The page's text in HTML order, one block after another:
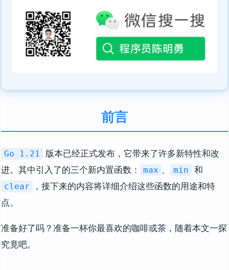
前言
Go 1.21
版本已经正式发布，它带来了许多新特性和改
进。其中引入了的三个新内置函数：
max 、 min 和
clear
，接下来的内容将详细介绍这些函数的用途和特
点。
准备好了吗？准备一杯你最喜欢的咖啡或茶，随着本文一探
究竟吧。